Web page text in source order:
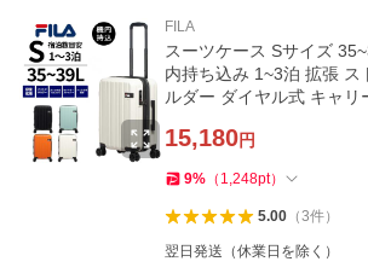
FILA
スーツケース Sサイズ
内持ち込み 1~3泊 拡張 ス
ルダー ダイヤル式 キャ
15,180円
9% （ 1,248pt）
5.00（3件）
翌日発送（休業日を除く）